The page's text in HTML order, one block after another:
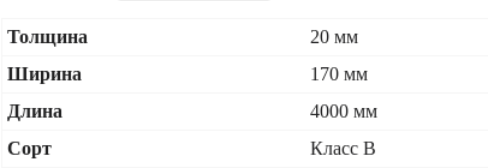
Толщина
20 мм
Ширина
170 мм
Длина
4000 мм
Сорт
Класс В